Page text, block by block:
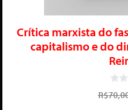
Crítica marxista do
capitalismo e do
0
d
R$